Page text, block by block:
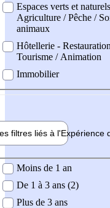
Espaces verts et
Agriculture / Pêche /
animaux
Hôtellerie -
Tourisme / Animation
Immobilier
filtres liés à l'Expérience
demandée
Moins de 1 an
De 1 à 3 ans (2)
Plus de 3 ans